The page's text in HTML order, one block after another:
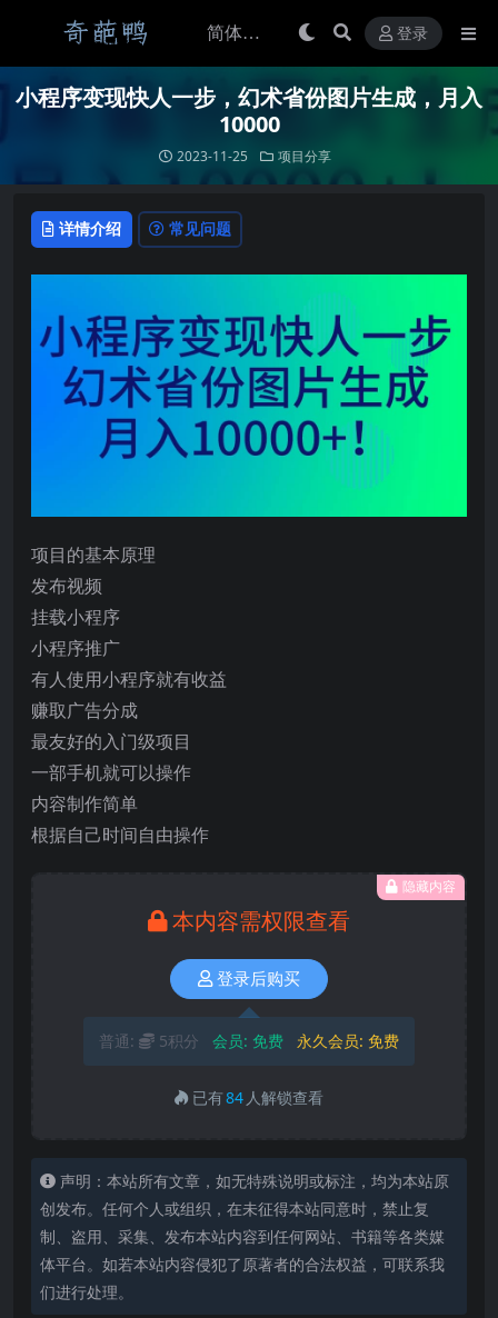
登录
小程序变现快人一步，幻术省份图片生成，月入
10000
2023-11-25 项目分享
详情介绍 常见问题
项目的基本原理
发布视频
挂载小程序
小程序推广
有人使用小程序就有收益
赚取广告分成
最友好的入门级项目
一部手机就可以操作
内容制作简单
根据自己时间自由操作
隐藏内容
本内容需权限查看
登录后购买
普通: 5积分 会员: 免费 永久会员: 免费
已有84 人解锁查看
声明：本站所有文章，如无特殊说明或标注，均为本站原
创发布。任何个人或组织，在未征得本站同意时，禁止复
制、盗用、采集、发布本站内容到任何网站、书籍等各类媒
体平台。如若本站内容侵犯了原著者的合法权益，可联系我
们进行处理。